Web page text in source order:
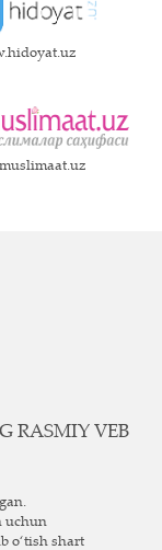
RASMIY VEB
uchun
o‘tish shart